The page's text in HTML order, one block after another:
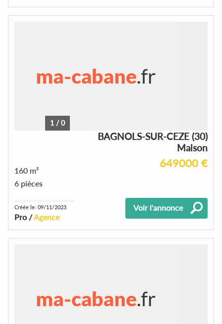
1 /0
BAGNOLS-SUR-CEZE (30)
Maison
649000 €
160 m²
6 pièces
Créée le: 09/11/2023
Pro /Agence
Voir l'annonce